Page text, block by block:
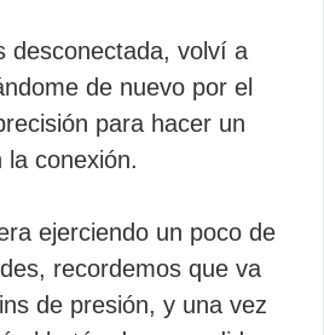
desconectada, volví a
de nuevo por el
para hacer un
la conexión.
ejerciendo un poco de
recordemos que va
de presión, y una vez